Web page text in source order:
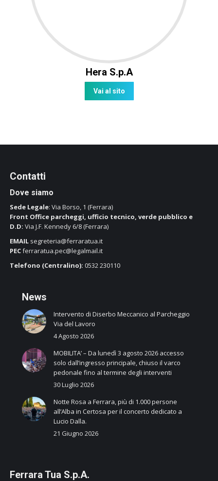
Hera S.p.A
Vai al sito
Contatti
Dove siamo
Sede Legale: Via Borso, 1 (Ferrara)
Front Office parcheggi, ufficio tecnico, verde pubblico e
D.D: Via J.F. Kennedy 6/8 (Ferrara)
EMAIL segreteria@ferraratua.it
PECferraratua.pec@legalmail.it
Telefono (Centralino): 0532 230110
News
Intervento di Diserbo Meccanico al Parcheggio
Via del Lavoro
4 Agosto 2026
MOBILITA’ – Da lunedì 3 agosto 2026 accesso
solo dall’ingresso principale, chiuso il varco
pedonale fino al termine degli interventi
30 Luglio 2026
Notte Rosa a Ferrara, più di 1.000 persone
all’Alba in Certosa per il concerto dedicato a
Lucio Dalla.
21 Giugno 2026
Ferrara Tua S.p.A.